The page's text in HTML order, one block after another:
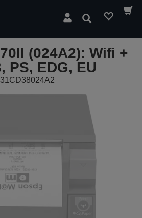
Pesquisar
(024A2): Wifi +
PS, EDG, EU